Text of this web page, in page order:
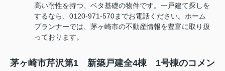
高い耐性を持つ、ベタ基礎の物件です。一戸建て探しを
するなら、0120-971-570までお電話ください。ホーム
プランナーでは、茅ヶ崎市の不動産情報を豊富に取り扱
っております。
茅ヶ崎市芹沢第1 新築戸建全4棟 1号棟のコメン